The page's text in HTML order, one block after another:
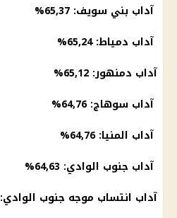
آداب بني سويف: 65,37%
آداب دمياط: 65,24%
آداب دمنهور: 65,12%
آداب سوهاج: 64,76%
آداب المنيا: 64,76%
آداب جنوب الوادي: 64,63%
آداب انتساب موجه جنوب الوادي: 64,27%